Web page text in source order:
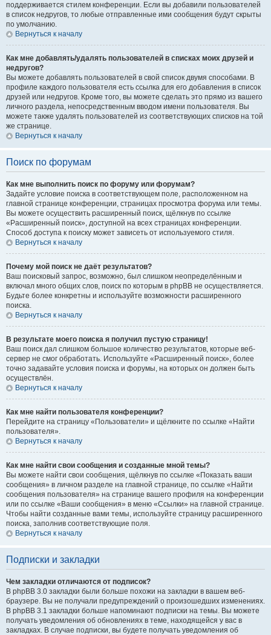
поддерживается стилем конференции. Если вы добавили пользователей
в список недругов, то любые отправленные ими сообщения будут скрыты
по умолчанию.
Вернуться к началу
Как мне добавлять/удалять пользователей в списках моих друзей и
недругов?
Вы можете добавлять пользователей в свой список двумя способами. В
профиле каждого пользователя есть ссылка для его добавления в список
друзей или недругов. Кроме того, вы можете сделать это прямо из вашего
личного раздела, непосредственным вводом имени пользователя. Вы
можете также удалять пользователей из соответствующих списков на той
же странице.
Вернуться к началу
Поиск по форумам
Как мне выполнить поиск по форуму или форумам?
Задайте условие поиска в соответствующем поле, расположенном на
главной странице конференции, страницах просмотра форума или темы.
Вы можете осуществить расширенный поиск, щёлкнув по ссылке
«Расширенный поиск», доступной на всех страницах конференции.
Способ доступа к поиску может зависеть от используемого стиля.
Вернуться к началу
Почему мой поиск не даёт результатов?
Ваш поисковый запрос, возможно, был слишком неопределённым и
включал много общих слов, поиск по которым в phpBB не осуществляется.
Будьте более конкретны и используйте возможности расширенного
поиска.
Вернуться к началу
В результате моего поиска я получил пустую страницу!
Ваш поиск дал слишком большое количество результатов, которые веб-
сервер не смог обработать. Используйте «Расширенный поиск», более
точно задавайте условия поиска и форумы, на которых он должен быть
осуществлён.
Вернуться к началу
Как мне найти пользователя конференции?
Перейдите на страницу «Пользователи» и щёлкните по ссылке «Найти
пользователя».
Вернуться к началу
Как мне найти свои сообщения и созданные мной темы?
Вы можете найти свои сообщения, щёлкнув по ссылке «Показать ваши
сообщения» в личном разделе на главной странице, по ссылке «Найти
сообщения пользователя» на странице вашего профиля на конференции
или по ссылке «Ваши сообщения» в меню «Ссылки» на главной странице.
Чтобы найти созданные вами темы, используйте страницу расширенного
поиска, заполнив соответствующие поля.
Вернуться к началу
Подписки и закладки
Чем закладки отличаются от подписок?
В phpBB 3.0 закладки были больше похожи на закладки в вашем веб-
браузере. Вы не получали предупреждений о произошедших изменениях.
В phpBB 3.1 закладки больше напоминают подписки на темы. Вы можете
получать уведомления об обновлениях в теме, находящейся у вас в
закладках. В случае подписки, вы будете получать уведомления об